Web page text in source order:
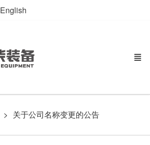
English
关于公司名称变更的公告